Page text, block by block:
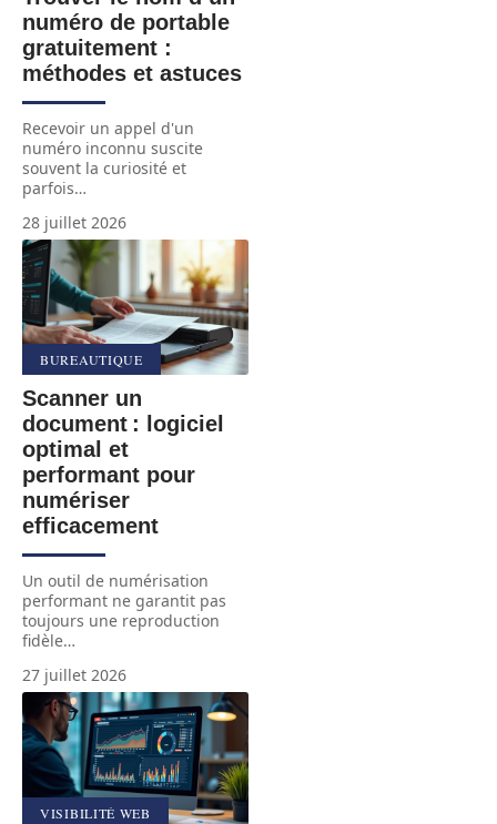
numéro de portable
gratuitement :
méthodes et astuces
Recevoir un appel d'un
numéro inconnu suscite
souvent la curiosité et
parfois…
28 juillet 2026
BUREAUTIQUE
Scanner un
document : logiciel
optimal et
performant pour
numériser
efficacement
Un outil de numérisation
performant ne garantit pas
toujours une reproduction
fidèle…
27 juillet 2026
VISIBILITÉ WEB